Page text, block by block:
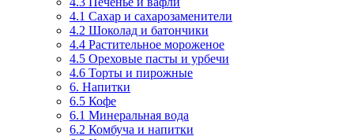
4.1 Сахар и сахарозаменители
4.2 Шоколад и батончики
4.4 Растительное мороженое
4.5 Ореховые пасты и урбечи
4.6 Торты и пирожные
6. Напитки
6.5 Кофе
6.1 Минеральная вода
6.2 Комбуча и напитки